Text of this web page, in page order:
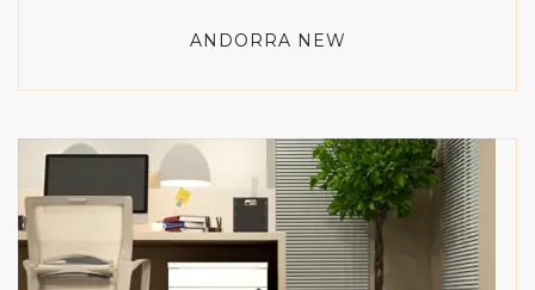
ANDORRA NEW